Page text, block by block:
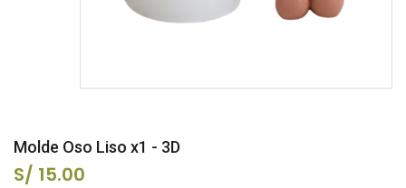
Molde Oso Liso x1 - 3D
S/ 15.00